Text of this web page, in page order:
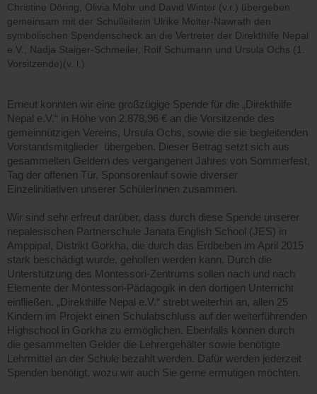
Christine Döring, Olivia Mohr und David Winter (v.r.) übergeben
gemeinsam mit der Schulleiterin Ulrike Molter-Nawrath den
symbolischen Spendenscheck an die Vertreter der Direkthilfe Nepal
e.V., Nadja Staiger-Schmeiler, Rolf Schumann und Ursula Ochs (1.
Vorsitzende)(v. l.)
Erneut konnten wir eine großzügige Spende für die „Direkthilfe
Nepal e.V.“ in Höhe von 2.878,96 € an die Vorsitzende des
gemeinnützigen Vereins, Ursula Ochs, sowie die sie begleitenden
Vorstandsmitglieder übergeben. Dieser Betrag setzt sich aus
gesammelten Geldern des vergangenen Jahres von Sommerfest,
Tag der offenen Tür, Sponsorenlauf sowie diverser
Einzelinitiativen unserer SchülerInnen zusammen.
Wir sind sehr erfreut darüber, dass durch diese Spende unserer
nepalesischen Partnerschule Janata English School (JES) in
Amppipal, Distrikt Gorkha, die durch das Erdbeben im April 2015
stark beschädigt wurde, geholfen werden kann. Durch die
Unterstützung des Montessori-Zentrums sollen nach und nach
Elemente der Montessori-Pädagogik in den dortigen Unterricht
einfließen. „Direkthilfe Nepal e.V.“ strebt weiterhin an, allen 25
Kindern im Projekt einen Schulabschluss auf der weiterführenden
Highschool in Gorkha zu ermöglichen. Ebenfalls können durch
die gesammelten Gelder die Lehrergehälter sowie benötigte
Lehrmittel an der Schule bezahlt werden. Dafür werden jederzeit
Spenden benötigt, wozu wir auch Sie gerne ermutigen möchten.